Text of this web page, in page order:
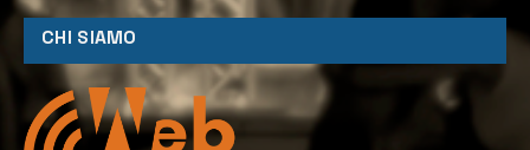
CHI SIAMO